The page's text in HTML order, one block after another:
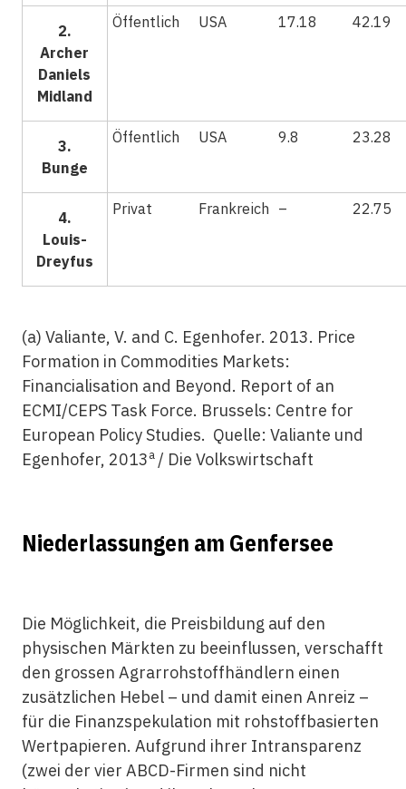
2.
Archer
Daniels
Midland
Öffentlich USA 17.18 42.19
3.
Bunge
Öffentlich USA 9.8 23.28
4.
Louis-
Dreyfus
Privat Frankreich – 22.75
(a) Valiante, V. and C. Egenhofer. 2013. Price
Formation in Commodities Markets:
Financialisation and Beyond. Report of an
ECMI/CEPS Task Force. Brussels: Centre for
European Policy Studies. Quelle: Valiante und
Egenhofer, 2013a / Die Volkswirtschaft
Niederlassungen am Genfersee
Die Möglichkeit, die Preisbildung auf den
physischen Märkten zu beeinflussen, verschafft
den grossen Agrarrohstoffhändlern einen
zusätzlichen Hebel – und damit einen Anreiz –
für die Finanzspekulation mit rohstoffbasierten
Wertpapieren. Aufgrund ihrer Intransparenz
(zwei der vier ABCD-Firmen sind nicht